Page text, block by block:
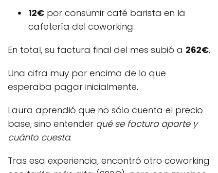
12€ por consumir café barista en la
cafetería del coworking.
En total, su factura final del mes subió a 262€.
Una cifra muy por encima de lo que
esperaba pagar inicialmente.
Laura aprendió que no sólo cuenta el precio
base, sino entender qué se factura aparte y
cuánto cuesta.
Tras esa experiencia, encontró otro coworking